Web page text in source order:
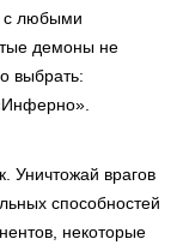
с любыми
демоны не
выбрать:
Уничтожай врагов
способностей
некоторые